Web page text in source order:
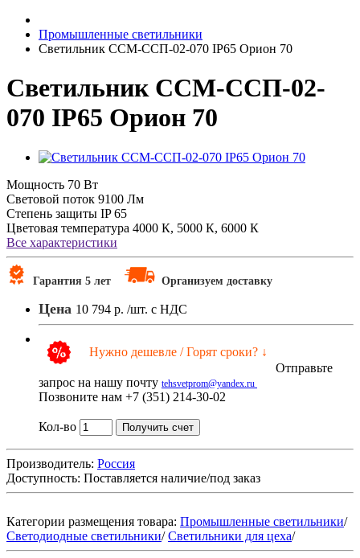
Промышленные светильники
Светильник ССМ-ССП-02-070 IP65 Орион 70
Светильник ССМ-ССП-02-
070 IP65 Орион 70
Мощность 70 Вт
Световой поток 9100 Лм
Степень защиты IP 65
Цветовая температура 4000 К, 5000 К, 6000 К
Все характеристики
Гарантия 5 лет Организуем доставку
Цена 10 794 р. /шт. с НДС
Нужно дешевле / Горят сроки? ↓
Отправьте
запрос на нашу почту tehsvetprom@yandex.ru
Позвоните нам +7 (351) 214-30-02
Кол-во Получить счет
Производитель: Россия
Доступность: Поставляется наличие/под заказ
Категории размещения товара: Промышленные светильники/
Светодиодные светильники/Светильники для цеха/